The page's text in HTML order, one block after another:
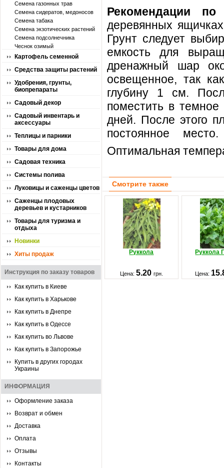
Семена газонных трав
Семена сидератов, медоносов
Семена табака
Семена экзотических растений
Семена подсолнечника
Чеснок озимый
Картофель семенной
Средства защиты растений
Удобрения, грунты,
биопрепараты
Садовый декор
Садовый инвентарь и
аксессуары
Теплицы и парники
Товары для дома
Садовая техника
Системы полива
Луковицы и саженцы цветов
Саженцы плодовых
деревьев и кустарников
Товары для туризма и
отдыха
Новинки
Хиты продаж
Инструкция по заказу товаров
Как купить в Киеве
Как купить в Харькове
Как купить в Днепре
Как купить в Одессе
Как купить во Львове
Как купить в Запорожье
Купить в других городах
Украины
ИНФОРМАЦИЯ
Оформление заказа
Возврат и обмен
Доставка
Оплата
Отзывы
Контакты
Рекомендации
деревянных
Грунт следует
емкость для
дренажный шар
освещенное, так
глубину 1 см.
поместить в
дней. После этого
постоянное
Оптимальная
Смотрите также
Руккола Руккола
Цена: 5.20 грн. Цена: